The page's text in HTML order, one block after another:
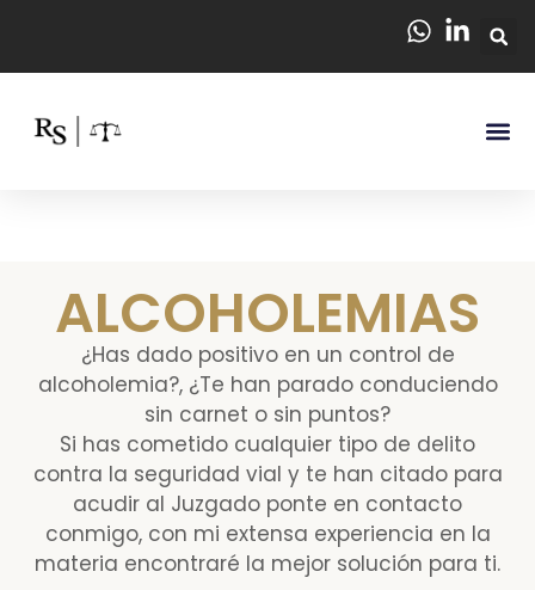
ALCOHOLEMIAS
¿Has dado positivo en un control de
alcoholemia?, ¿Te han parado conduciendo
sin carnet o sin puntos?
Si has cometido cualquier tipo de delito
contra la seguridad vial y te han citado para
acudir al Juzgado ponte en contacto
conmigo, con mi extensa experiencia en la
materia encontraré la mejor solución para ti.